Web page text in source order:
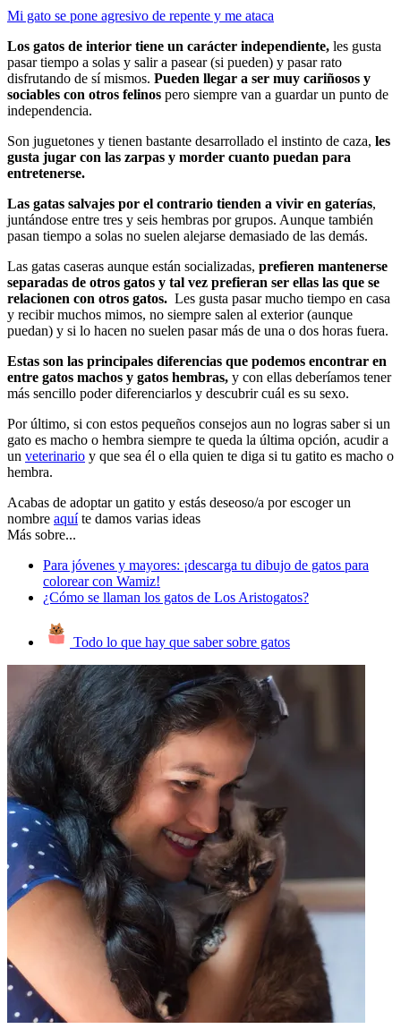
Mi gato se pone agresivo de repente y me ataca
Los gatos de interior tiene un carácter independiente, les gusta
pasar tiempo a solas y salir a pasear (si pueden) y pasar rato
disfrutando de sí mismos. Pueden llegar a ser muy cariñosos y
sociables con otros felinos pero siempre van a guardar un punto de
independencia.
Son juguetones y tienen bastante desarrollado el instinto de caza, les
gusta jugar con las zarpas y morder cuanto puedan para
entretenerse.
Las gatas salvajes por el contrario tienden a vivir en gaterías,
juntándose entre tres y seis hembras por grupos. Aunque también
pasan tiempo a solas no suelen alejarse demasiado de las demás.
Las gatas caseras aunque están socializadas, prefieren mantenerse
separadas de otros gatos y tal vez prefieran ser ellas las que se
relacionen con otros gatos. Les gusta pasar mucho tiempo en casa
y recibir muchos mimos, no siempre salen al exterior (aunque
puedan) y si lo hacen no suelen pasar más de una o dos horas fuera.
Estas son las principales diferencias que podemos encontrar en
entre gatos machos y gatos hembras, y con ellas deberíamos tener
más sencillo poder diferenciarlos y descubrir cuál es su sexo.
Por último, si con estos pequeños consejos aun no logras saber si un
gato es macho o hembra siempre te queda la última opción, acudir a
un veterinario y que sea él o ella quien te diga si tu gatito es macho o
hembra.
Acabas de adoptar un gatito y estás deseoso/a por escoger un
nombre aquíte damos varias ideas
Más sobre...
Para jóvenes y mayores: ¡descarga tu dibujo de gatos para
colorear con Wamiz!
¿Cómo se llaman los gatos de Los Aristogatos?
Todo lo que hay que saber sobre gatos